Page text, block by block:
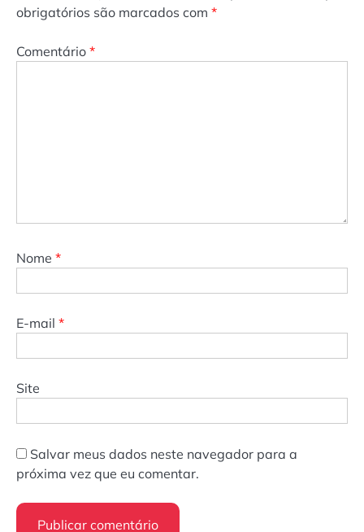
obrigatórios são marcados com *
Comentário *
Nome *
E-mail *
Site
Salvar meus dados neste navegador para a
próxima vez que eu comentar.